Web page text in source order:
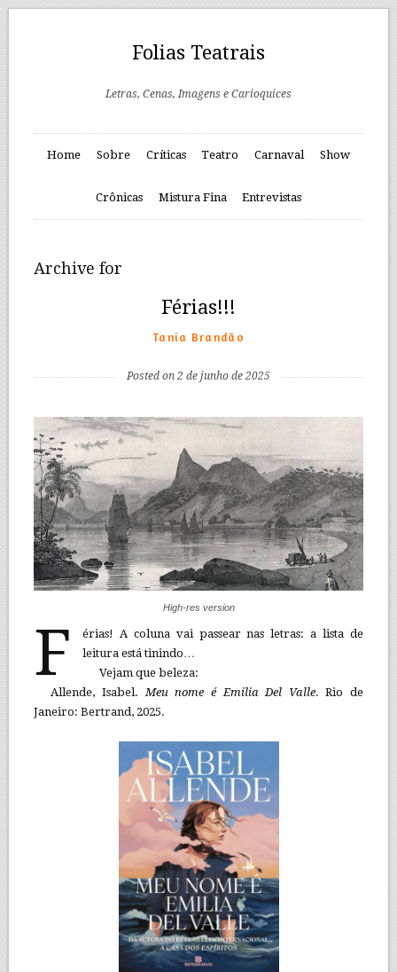
Folias Teatrais
Letras, Cenas, Imagens e Carioquices
Home Sobre Críticas Teatro Carnaval Show
Crônicas Mistura Fina Entrevistas
Archive for
Férias!!!
Tania Brandão
Posted on 2 de junho de 2025
High-res version
F
érias! A coluna vai passear nas letras: a lista de
leitura está tinindo…
Vejam que beleza:
Allende, Isabel. Meu nome é Emilia Del Valle. Rio de
Janeiro: Bertrand, 2025.